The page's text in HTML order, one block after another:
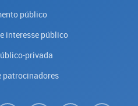
público
interesse público
privada
patrocinadores